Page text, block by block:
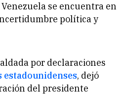
Venezuela se encuentra en
política y
por declaraciones
, dejó
del presidente